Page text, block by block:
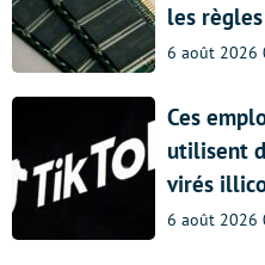
les règles
6 août 2026
Ces
utilisent
virés
6 août 2026